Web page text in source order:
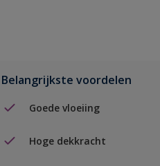
Belangrijkste voordelen
Goede vloeiing
Hoge dekkracht